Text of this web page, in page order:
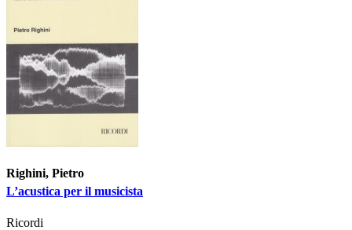
Righini, Pietro
L’acustica per il musicista
Ricordi